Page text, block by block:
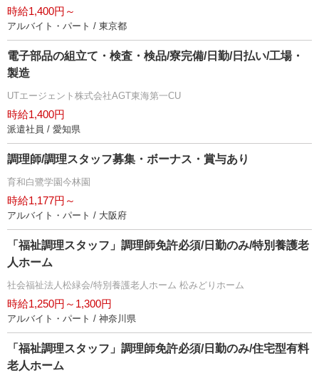
時給1,400円～
アルバイト・パート / 東京都
電子部品の組立て・検査・検品/寮完備/日勤/日払い/工場・
製造
UTエージェント株式会社AGT東海第一CU
時給1,400円
派遣社員 / 愛知県
調理師/調理スタッフ募集・ボーナス・賞与あり
育和白鷺学園今林園
時給1,177円～
アルバイト・パート / 大阪府
「福祉調理スタッフ」調理師免許必須/日勤のみ/特別養護老
人ホーム
社会福祉法人松緑会/特別養護老人ホーム 松みどりホーム
時給1,250円～1,300円
アルバイト・パート / 神奈川県
「福祉調理スタッフ」調理師免許必須/日勤のみ/住宅型有料
老人ホーム